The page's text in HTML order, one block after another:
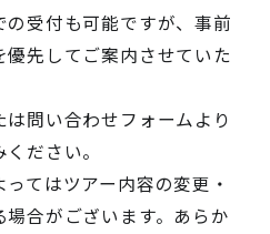
の受付も可能ですが、事前
優先してご案内させていた
は問い合わせフォームより
ださい。
てはツアー内容の変更・
場合がございます。あらか